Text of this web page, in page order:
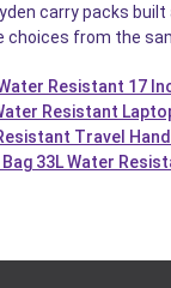
carry packs
from the
Resistant 17
Resistant
Travel
33L Water